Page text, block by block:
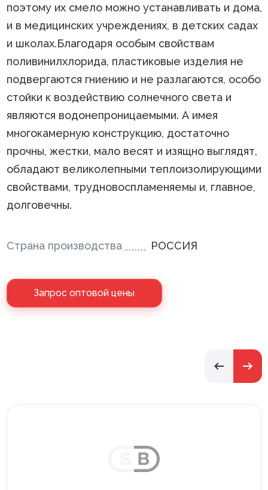
поэтому их смело можно устанавливать и дома,
и в медицинских учреждениях, в детских садах
и школах.Благодаря особым свойствам
поливинилхлорида, пластиковые изделия не
подвергаются гниению и не разлагаются, особо
стойки к воздействию солнечного света и
являются водонепроницаемыми. А имея
многокамерную конструкцию, достаточно
прочны, жестки, мало весят и изящно выглядят,
обладают великолепными теплоизолирующими
свойствами, трудновоспламеняемы и, главное,
долговечны.
Страна производства РОССИЯ
Запрос оптовой цены